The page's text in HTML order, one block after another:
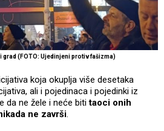
grad (FOTO: Ujedinjeni protiv fašizma)
koja okuplja više desetaka
ali i pojedinaca i pojedinki iz
da ne žele i neće bititaoci onih
ne završi.